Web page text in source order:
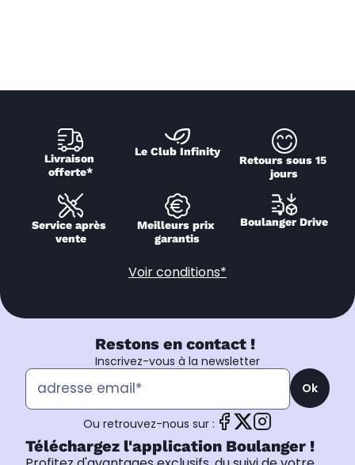
Livraison
offerte*
Le Club Infinity
Retours sous 15
jours
Service après
vente
Meilleurs prix
garantis
Boulanger Drive
Voir conditions*
Restons en contact !
Inscrivez-vous à la newsletter
Ok
Ou retrouvez-nous sur :
Téléchargez l'application Boulanger !